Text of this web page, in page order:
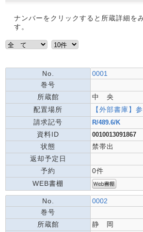
ナンバーをクリックすると所蔵詳細を
す。
No.
0001
巻号
所蔵館
中 央
配置場所
【外部書庫】
請求記号
R/489.6/K
資料ID 0010013091867
状態
禁帯出
返却予定日
予約
0件
WEB書棚
No.
0002
巻号
所蔵館
静 岡